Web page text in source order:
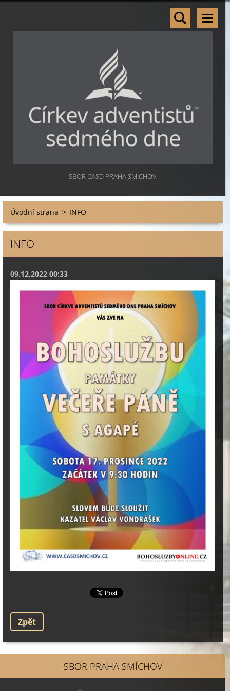
SBOR CASD PRAHA SMÍCHOV
Úvodní strana > INFO
INFO
09.12.2022 00:33
Zpět
SBOR PRAHA SMÍCHOV